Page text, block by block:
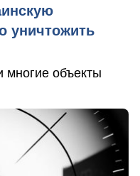
уничтожить
многие объекты